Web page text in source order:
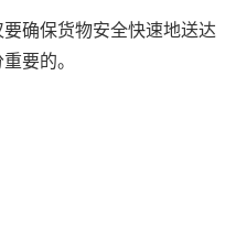
确保货物安全快速地送达
要的。